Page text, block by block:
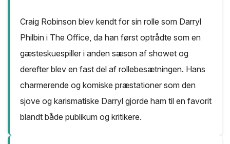
Craig Robinson blev kendt for sin rolle som Darryl
Philbin i The Office, da han først optrådte som en
gæsteskuespiller i anden sæson af showet og
derefter blev en fast del af rollebesætningen. Hans
charmerende og komiske præstationer som den
sjove og karismatiske Darryl gjorde ham til en favorit
blandt både publikum og kritikere.